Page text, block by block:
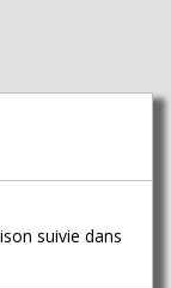
suivie dans